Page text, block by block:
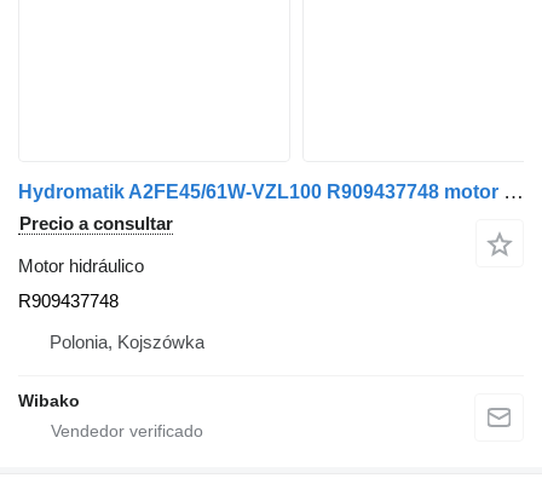
Hydromatik A2FE45/61W-VZL100 R909437748 motor hidráulico
Precio a consultar
Motor hidráulico
R909437748
Polonia, Kojszówka
Wibako